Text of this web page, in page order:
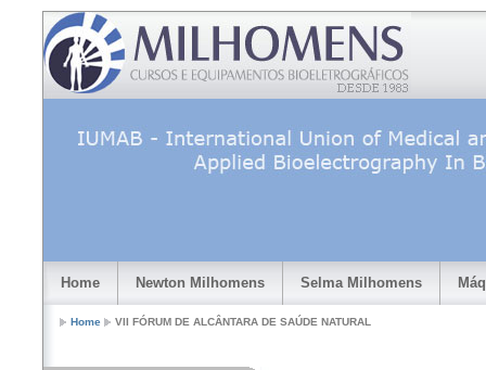
Home Newton Milhomens Selma Milhomens
Home VII FÓRUM DE ALCÂNTARA DE SAÚDE NATURAL